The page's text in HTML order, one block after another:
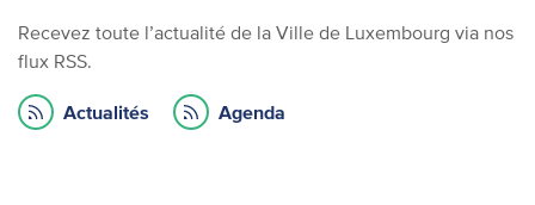
Recevez toute l’actualité de la Ville de Luxembourg via nos
flux RSS.
Actualités Agenda